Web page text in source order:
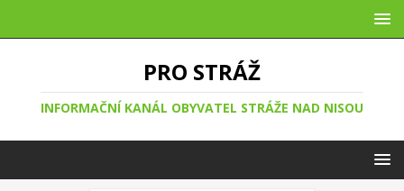
PRO STRÁŽ
INFORMAČNÍ KANÁL OBYVATEL STRÁŽE NAD NISOU